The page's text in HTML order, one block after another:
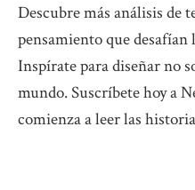
Descubre más análisis de
pensamiento que
Inspírate para diseñar no
mundo. Suscríbete hoy a
comienza a leer las